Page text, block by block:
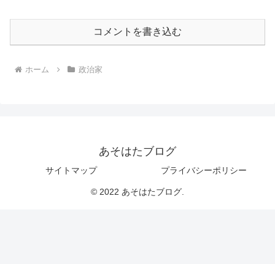
コメントを書き込む
ホーム 政治家
あそはたブログ
サイトマップ プライバシーポリシー
© 2022 あそはたブログ.